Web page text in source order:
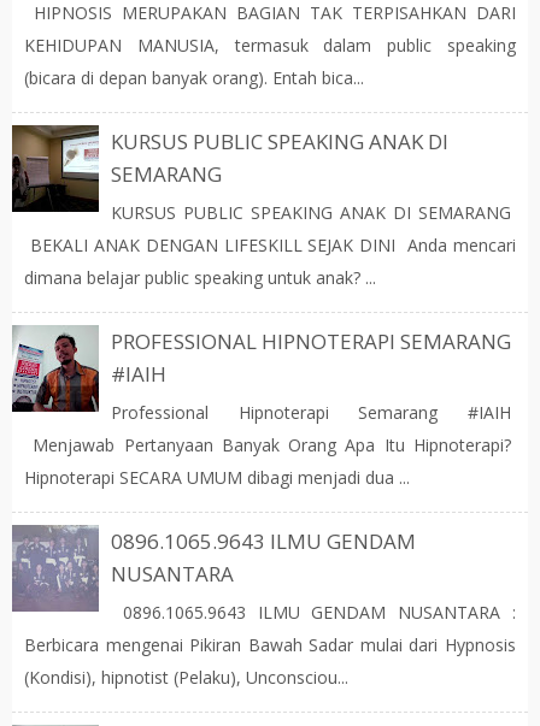
HIPNOSIS MERUPAKAN BAGIAN TAK TERPISAHKAN DARI
KEHIDUPAN MANUSIA, termasuk dalam public speaking
(bicara di depan banyak orang). Entah bica...
KURSUS PUBLIC SPEAKING ANAK DI
SEMARANG
KURSUS PUBLIC SPEAKING ANAK DI SEMARANG
BEKALI ANAK DENGAN LIFESKILL SEJAK DINI Anda mencari
dimana belajar public speaking untuk anak? ...
PROFESSIONAL HIPNOTERAPI SEMARANG
#IAIH
Professional Hipnoterapi Semarang #IAIH
Menjawab Pertanyaan Banyak Orang Apa Itu Hipnoterapi?
Hipnoterapi SECARA UMUM dibagi menjadi dua ...
0896.1065.9643 ILMU GENDAM
NUSANTARA
0896.1065.9643 ILMU GENDAM NUSANTARA :
Berbicara mengenai Pikiran Bawah Sadar mulai dari Hypnosis
(Kondisi), hipnotist (Pelaku), Unconsciou...